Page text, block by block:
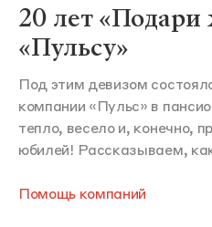
20 лет
«Пульсу»
Под этим девизом
компании «Пульс» в
тепло, весело и, конечно,
юбилей! Рассказываем,
Помощь компаний